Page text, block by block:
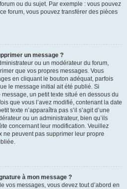
ou du sujet. Par exemple : vous pouvez
forum, vous pouvez transférer des pièces
un message ?
ou un modérateur du forum,
que vos propres messages. Vous
en cliquant le bouton adéquat, parfois
le message initial ait été publié. Si
un petit texte situé en dessous du
que vous l’avez modifié, contenant la date
texte n’apparaîtra pas s’il s’agit d’une
ou un administrateur, bien qu’ils
concernant leur modification. Veuillez
ne peuvent pas supprimer leur propre
à mon message ?
vos messages, vous devez tout d’abord en